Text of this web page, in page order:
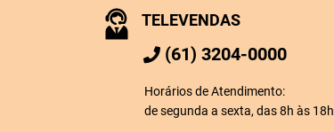
TELEVENDAS
(61) 3204-0000
Horários de Atendimento:
de segunda a sexta, das 8h às 18h